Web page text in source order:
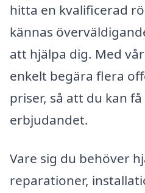
hitta en kvalificerad
kännas
att hjälpa dig. Med
enkelt begära flera
priser, så att du kan
erbjudandet.
Vare sig du behöver
reparationer,